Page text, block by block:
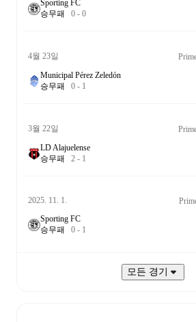
Sporting FC
승무패 0 - 0
4월 23일
Municipal Pérez Zeledón
승무패 0 - 1
3월 22일
LD Alajuelense
승무패 2 - 1
2025. 11. 1.
Sporting FC
승무패 0 - 1
모든 경기